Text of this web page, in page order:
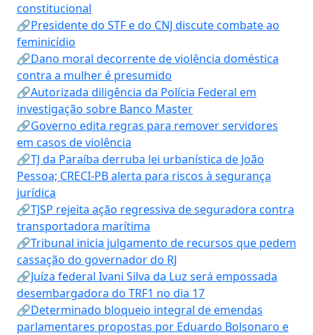
constitucional
🔗Presidente do STF e do CNJ discute combate ao
feminicídio
🔗Dano moral decorrente de violência doméstica
contra a mulher é presumido
🔗Autorizada diligência da Polícia Federal em
investigação sobre Banco Master
🔗Governo edita regras para remover servidores
em casos de violência
🔗TJ da Paraíba derruba lei urbanística de João
Pessoa; CRECI-PB alerta para riscos à segurança
jurídica
🔗TJSP rejeita ação regressiva de seguradora contra
transportadora marítima
🔗Tribunal inicia julgamento de recursos que pedem
cassação do governador do RJ
🔗Juíza federal Ivani Silva da Luz será empossada
desembargadora do TRF1 no dia 17
🔗Determinado bloqueio integral de emendas
parlamentares propostas por Eduardo Bolsonaro e